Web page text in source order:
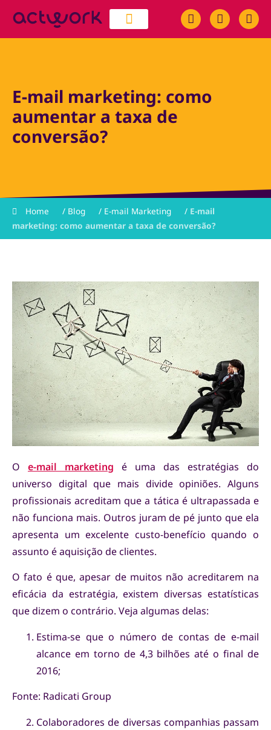
E-mail marketing: como
aumentar a taxa de
conversão?
Home / Blog / E-mail Marketing / E-mail
marketing: como aumentar a taxa de conversão?
O e-mail marketing é uma das estratégias do
universo digital que mais divide opiniões. Alguns
profissionais acreditam que a tática é ultrapassada e
não funciona mais. Outros juram de pé junto que ela
apresenta um excelente custo-benefício quando o
assunto é aquisição de clientes.
O fato é que, apesar de muitos não acreditarem na
eficácia da estratégia, existem diversas estatísticas
que dizem o contrário. Veja algumas delas:
Estima-se que o número de contas de e-mail
alcance em torno de 4,3 bilhões até o final de
2016;
Fonte: Radicati Group
Colaboradores de diversas companhias passam